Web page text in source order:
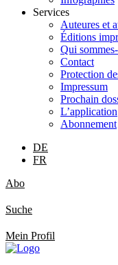
Services
Auteures et
Éditions
Qui
Contact
Protection
Impressum
Prochain
L’application
Abonnement
DE
FR
Abo
Suche
Mein Profil